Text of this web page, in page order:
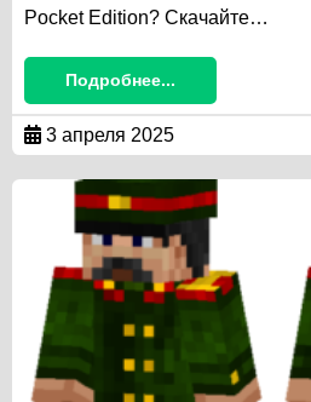
Pocket Edition? Скачайте…
Подробнее...
3 апреля 2025